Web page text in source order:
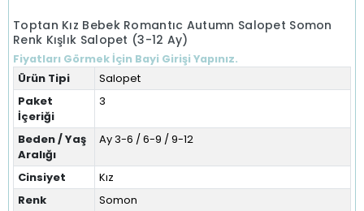
Toptan Kız Bebek Romantıc Autumn Salopet Somon
Renk Kışlık Salopet (3-12 Ay)
Fiyatları Görmek İçin Bayi Girişi Yapınız.
Ürün Tipi
Salopet
Paket
İçeriği
3
Beden / Yaş
Aralığı
Ay 3-6 / 6-9 / 9-12
Cinsiyet
Kız
Renk
Somon